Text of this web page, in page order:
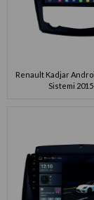
Renault Kadjar
Sistemi